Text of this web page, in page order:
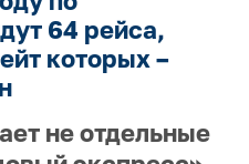
64 рейса,
которых –
не отдельные